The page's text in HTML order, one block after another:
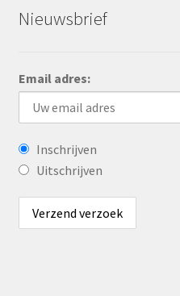
Nieuwsbrief
Email adres:
Inschrijven
Uitschrijven